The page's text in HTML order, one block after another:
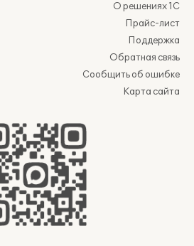
О решениях 1С
Прайс-лист
Поддержка
Обратная связь
Сообщить об ошибке
Карта сайта